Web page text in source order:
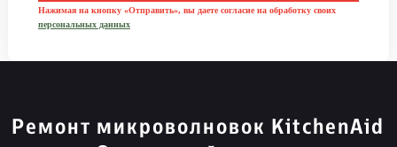
Нажимая на кнопку «Отправить», вы даете согласие на обработку своих
персональных данных
Ремонт микроволновок KitchenAid